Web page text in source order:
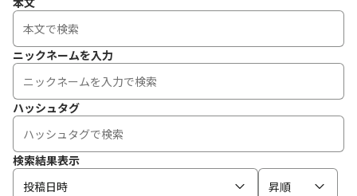
ニックネームを入力
ハッシュタグ
検索結果表示
投稿日時
昇順